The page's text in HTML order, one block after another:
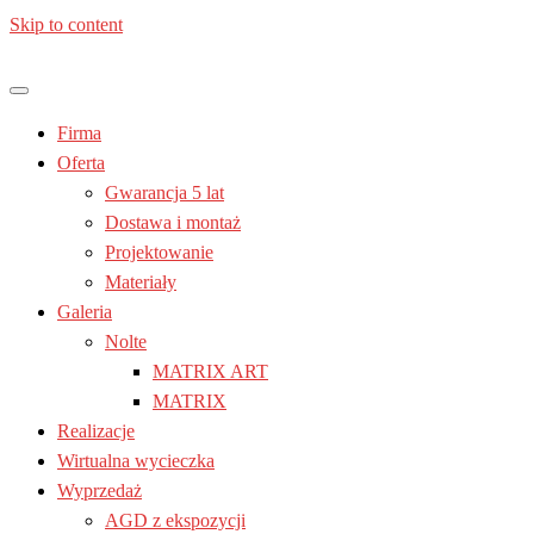
Skip to content
Meble kuchenne – Laura | Nolte
| Lublin
Firma
Oferta
Gwarancja 5 lat
Dostawa i montaż
Projektowanie
Materiały
Galeria
Nolte
MATRIX ART
MATRIX
Realizacje
Wirtualna wycieczka
Wyprzedaż
AGD z ekspozycji